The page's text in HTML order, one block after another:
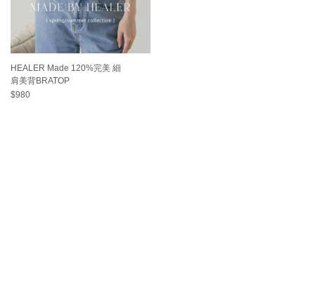
HEALER Made 120%完美 細
肩美背BRATOP
$980